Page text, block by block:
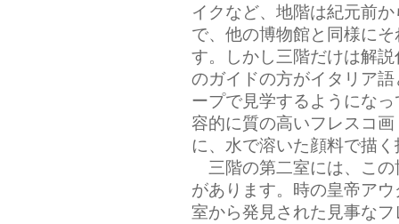
イクなど、地階は紀元前
で、他の博物館と同様に
す。しかし三階だけは解
のガイドの方がイタリア
ープで見学するようにな
容的に質の高いフレスコ
に、水で溶いた顔料で描
三階の第二室には、この
があります。時の皇帝ア
室から発見された見事な